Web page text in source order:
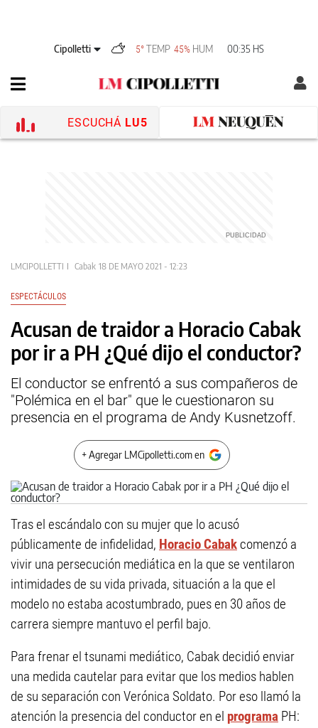
Cipolletti 5°TEMP 45% HUM 00:35 HS
ESCUCHÁ LU5
LMCIPOLLETTI Cabak 18 DE MAYO 2021 - 12:23
ESPECTÁCULOS
Acusan de traidor a Horacio Cabak
por ir a PH ¿Qué dijo el conductor?
El conductor se enfrentó a sus compañeros de
"Polémica en el bar" que le cuestionaron su
presencia en el programa de Andy Kusnetzoff.
+ Agregar LMCipolletti.com en
Tras el escándalo con su mujer que lo acusó
públicamente de infidelidad, Horacio Cabak comenzó a
vivir una persecución mediática en la que se ventilaron
intimidades de su vida privada, situación a la que el
modelo no estaba acostumbrado, pues en 30 años de
carrera siempre mantuvo el perfil bajo.
Para frenar el tsunami mediático, Cabak decidió enviar
una medida cautelar para evitar que los medios hablen
de su separación con Verónica Soldato. Por eso llamó la
atención la presencia del conductor en el programa PH: